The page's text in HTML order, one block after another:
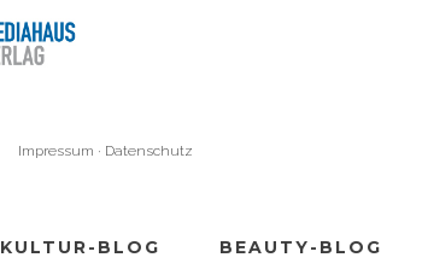
Impressum · Datenschutz
KULTUR-BLOG BEAUTY-BLOG